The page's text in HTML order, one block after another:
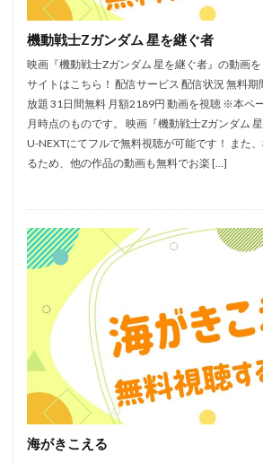
フチュリコン・フィルム
フィッツ
フィルムコンパニエット
フィルムリンク・インターナショナル
フィル・ジョンストン
フィル・ハリス
フィル・ロマン
フィル・ロード
フォックス・アニメーション・スタジオ
フロンティアワークス
ブエナビスタ
ブライアン・スミス
ブライアン・
ブライアン・ベッドフォード
ブラ
ブラッドリー・レイモンド
ブラッド
ブラッド・ルイス
ブリドカットセー
ファーストサマーウイカ
ファニメー
ブレンダ・チャップマン
ビビる大木
パット・バトラム
パトリス・ルコント
パパイヤ鈴木
機動戦士Zガンダム 星を継ぐ者
映画『機動戦士Zガンダム 星を継ぐ者』の動画
サイトはこちら！ 配信サービス 配信状況 無料
放題 31日間無料 月額2189円 動画を視聴 ※本ペ
月時点のものです。 映画『機動戦士Zガンダム
U-NEXTにてフルで無料視聴が可能です！ また
るため、他の作品の動画も無料でお楽 […]
海がきこえる